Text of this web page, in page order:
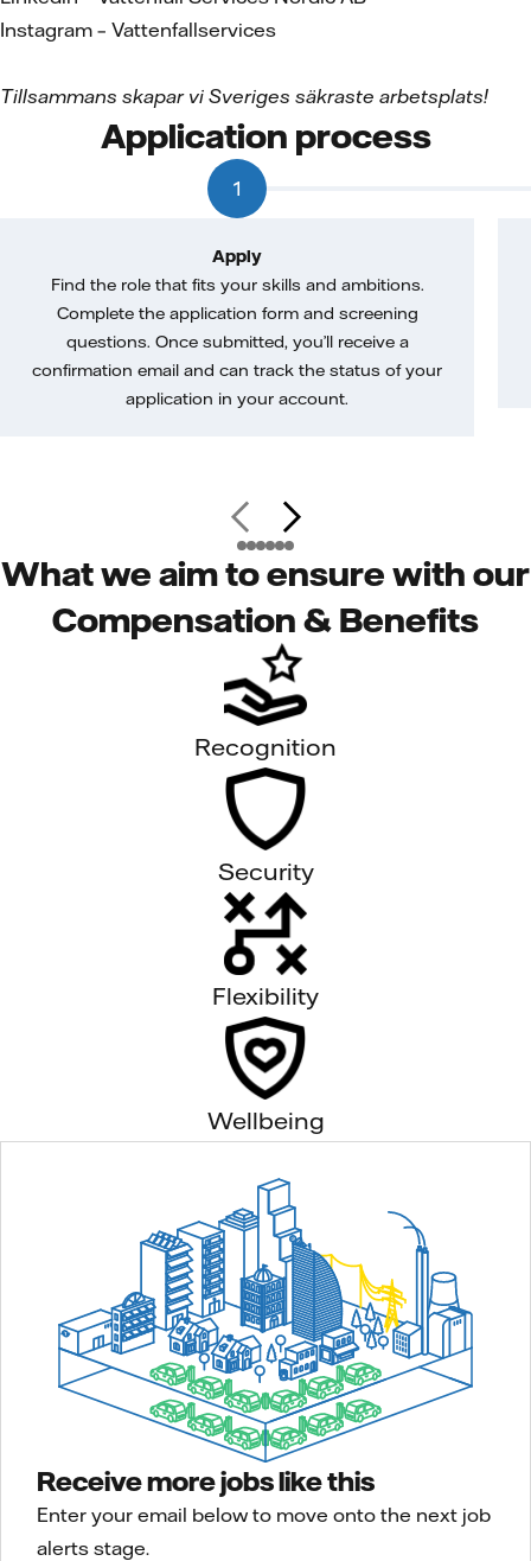
Instagram – Vattenfallservices
Tillsammans skapar vi Sveriges säkraste arbetsplats!
Application process
1
Apply
Find the role that fits your skills and ambitions.
Complete the application form and screening
questions. Once submitted, you’ll receive a
confirmation email and can track the status of your
application in your account.
What we aim to ensure with our
Compensation & Benefits
Recognition
Security
Flexibility
Wellbeing
Receive more jobs like this
Enter your email below to move onto the next job
alerts stage.